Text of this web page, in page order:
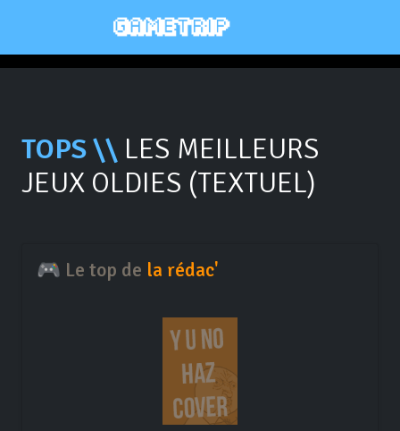
TOPS \\ LES MEILLEURS
JEUX OLDIES (TEXTUEL)
🎮 Le top de la rédac'